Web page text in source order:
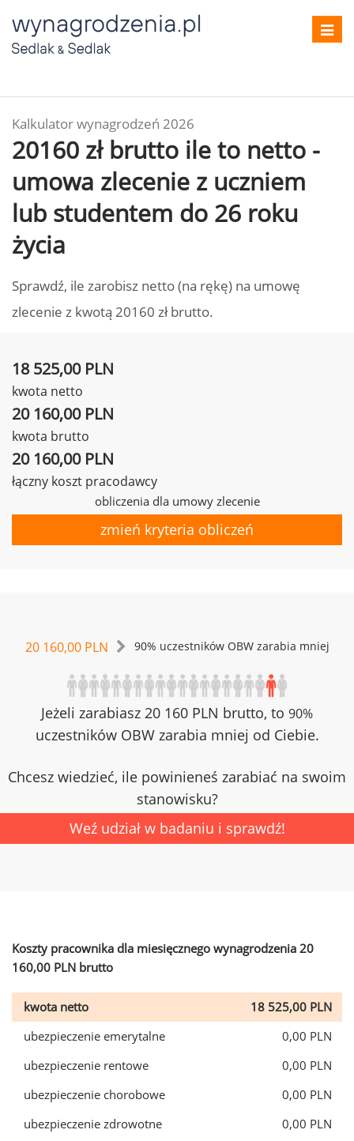
Kalkulator wynagrodzeń 2026
20160 zł brutto ile to netto -
umowa zlecenie z uczniem
lub studentem do 26 roku
życia
Sprawdź, ile zarobisz netto (na rękę) na umowę
zlecenie z kwotą 20160 zł brutto.
18 525,00 PLN
kwota netto
20 160,00 PLN
kwota brutto
20 160,00 PLN
łączny koszt pracodawcy
obliczenia dla umowy zlecenie
zmień kryteria obliczeń
20 160,00 PLN 90% uczestników OBW zarabia mniej
Jeżeli zarabiasz 20 160 PLN brutto, to 90%
uczestników OBW zarabia mniej od Ciebie.
Chcesz wiedzieć, ile powinieneś zarabiać na swoim
stanowisku?
Weź udział w badaniu i sprawdź!
Koszty pracownika dla miesięcznego wynagrodzenia 20
160,00 PLN brutto
kwota netto
18 525,00 PLN
ubezpieczenie emerytalne
0,00 PLN
ubezpieczenie rentowe
0,00 PLN
ubezpieczenie chorobowe
0,00 PLN
ubezpieczenie zdrowotne
0,00 PLN